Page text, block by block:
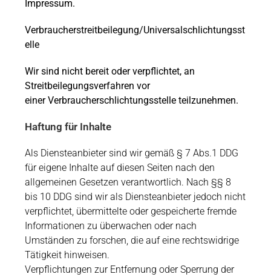
Impressum.
Verbraucherstreitbeilegung/Universalschlichtungsst
elle
Wir sind nicht bereit oder verpflichtet, an
Streitbeilegungsverfahren vor
einer Verbraucherschlichtungsstelle teilzunehmen.
Haftung für Inhalte
Als Diensteanbieter sind wir gemäß § 7 Abs.1 DDG
für eigene Inhalte auf diesen Seiten nach den
allgemeinen Gesetzen verantwortlich. Nach §§ 8
bis 10 DDG sind wir als Diensteanbieter jedoch nicht
verpflichtet, übermittelte oder gespeicherte fremde
Informationen zu überwachen oder nach
Umständen zu forschen, die auf eine rechtswidrige
Tätigkeit hinweisen.
Verpflichtungen zur Entfernung oder Sperrung der